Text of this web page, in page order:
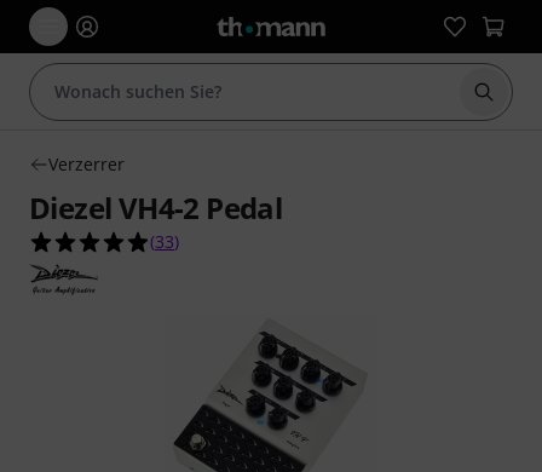
Suche
Verzerrer
Diezel VH4-2 Pedal
4.9 von 5 Sternen aus 33 Kundenbewertungen
(33)